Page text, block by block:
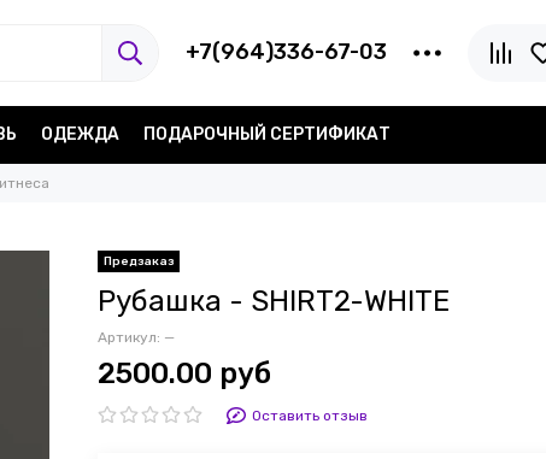
+7(964)336-67-03
ОДЕЖДА ПОДАРОЧНЫЙ СЕРТИФИКАТ
Предзаказ
Рубашка - SHIRT2-WHITE
Артикул: —
2500.00 руб
Оставить отзыв